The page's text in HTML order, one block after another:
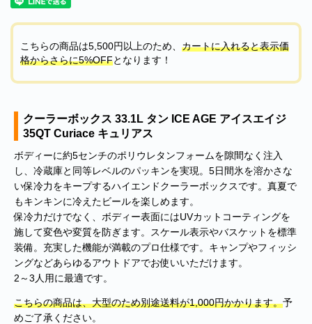
こちらの商品は5,500円以上のため、 カートに入れると表示価
格からさらに5%OFFとなります！
クーラーボックス 33.1L タン ICE AGE アイスエイジ
35QT Curiace キュリアス
ボディーに約5センチのポリウレタンフォームを隙間なく注入
し、冷蔵庫と同等レベルのパッキンを実現。5日間氷を溶かさな
い保冷力をキープするハイエンドクーラーボックスです。真夏で
もキンキンに冷えたビールを楽しめます。
保冷力だけでなく、ボディー表面にはUVカットコーティングを
施して変色や変質を防ぎます。スケール表示やバスケットを標準
装備。充実した機能が満載のプロ仕様です。キャンプやフィッシ
ングなどあらゆるアウトドアでお使いいただけます。
2～3人用に最適です。
こちらの商品は、大型のため別途送料が1,000円かかります。予
めご了承ください。